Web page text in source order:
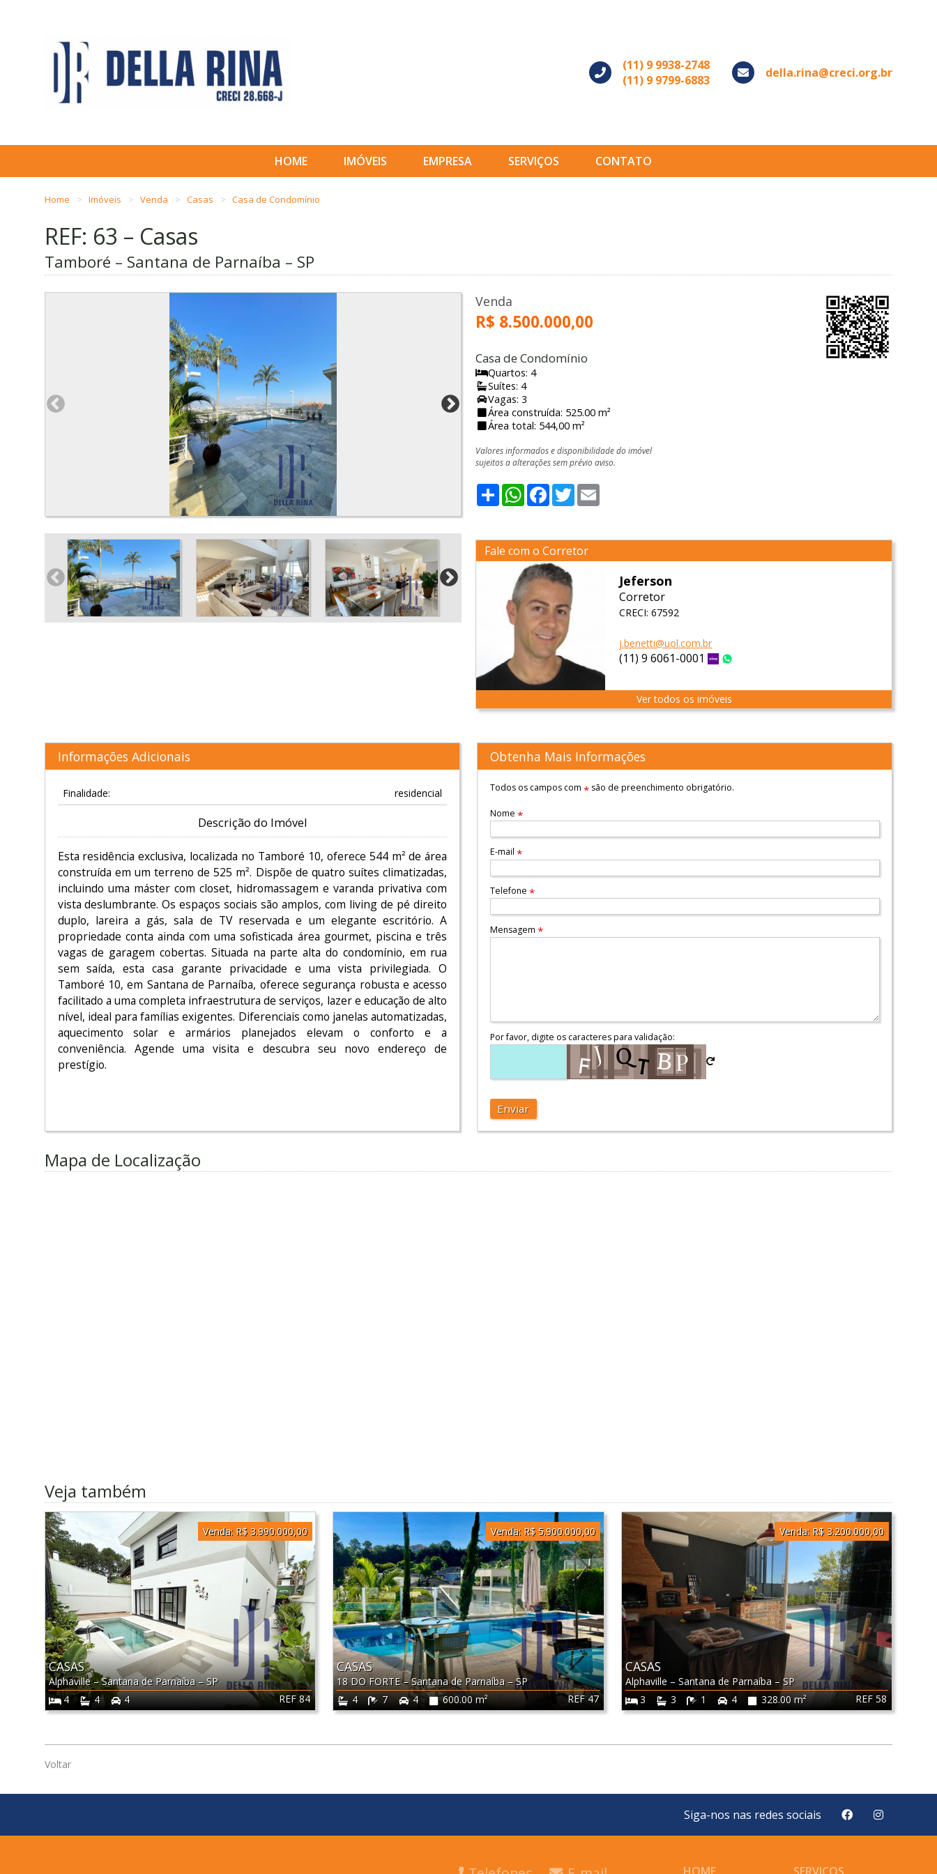
(11) 9 9938-2748
(11) 9 9799-6883
della.rina@creci.org.br
HOME IMÓVEIS EMPRESA SERVIÇOS CONTATO
Home Imóveis Venda Casas Casa de Condomínio
REF: 63 – Casas
Tamboré – Santana de Parnaíba – SP
Venda
R$ 8.500.000,00
Casa de Condomínio
Quartos: 4
Suítes: 4
Vagas: 3
Área construída: 525.00 m²
Área total: 544,00 m²
Valores informados e disponibilidade do imóvel
sujeitos a alterações sem prévio aviso.
ShareWhatsApp
Facebook
Twitter
Fale com o Corretor
Jeferson
Corretor
CRECI: 67592
j.benetti@uol.com.br
(11) 9 6061-0001 Vivo
Ver todos os imóveis
Informações Adicionais
Finalidade: residencial
Descrição do Imóvel
Esta residência exclusiva, localizada no Tamboré 10, oferece 544 m² de área
construída em um terreno de 525 m². Dispõe de quatro suítes climatizadas,
incluindo uma máster com closet, hidromassagem e varanda privativa com
vista deslumbrante. Os espaços sociais são amplos, com living de pé direito
duplo, lareira a gás, sala de TV reservada e um elegante escritório. A
propriedade conta ainda com uma sofisticada área gourmet, piscina e três
vagas de garagem cobertas. Situada na parte alta do condomínio, em rua
sem saída, esta casa garante privacidade e uma vista privilegiada. O
Tamboré 10, em Santana de Parnaíba, oferece segurança robusta e acesso
facilitado a uma completa infraestrutura de serviços, lazer e educação de alto
nível, ideal para famílias exigentes. Diferenciais como janelas automatizadas,
aquecimento solar e armários planejados elevam o conforto e a
conveniência. Agende uma visita e descubra seu novo endereço de
prestígio.
Obtenha Mais Informações
Todos os campos com *são de preenchimento obrigatório.
Nome *
E-mail *
Telefone *
Mensagem *
Por favor, digite os caracteres para validação:
Enviar
Mapa de Localização
Veja também
REF 84
CASAS
Alphaville–Santana de Parnaíba–SP
4
4 4
Venda: R$ 3.990.000,00
REF 47
CASAS
18 DO FORTE–Santana de Parnaíba –SP
4
7 4 600.00 m²
Venda: R$ 5.900.000,00
REF 58
CASAS
Alphaville – Santana de Parnaíba – SP
3
3 1 4 328.00 m²
Venda: R$ 3.200.000,00
Voltar
Siga-nos nas redes sociais